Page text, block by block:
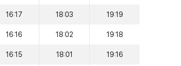
16:17 18:03 19:19
16:16 18:02 19:18
16:15 18:01 19:16